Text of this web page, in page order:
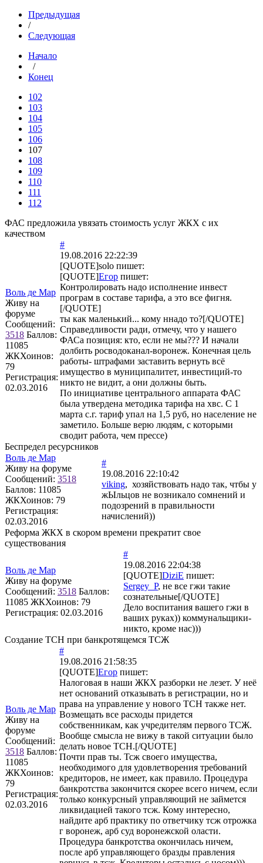
Предыдущая
/
Следующая
Начало
/
Конец
102
103
104
105
106
107
108
109
110
111
112
ФАС предложила увязать стоимость услуг ЖКХ с их
качеством
Воль де Мар
Живу на
форуме
Сообщений:
3518 Баллов:
11085
ЖКХоинов:
79
Регистрация:
02.03.2016
#
19.08.2016 22:22:39
[QUOTE]solo пишет:
[QUOTE]Егор пишет:
Контролировать надо исполнение инвест
програм в составе тарифа, а это все фигня.
[/QUOTE]
ты как маленький... кому ннадо то?[/QUOTE]
Справедливости ради, отмечу, что у нашего
ФАСа позиция: кто, если не мы??? И начали
долбить росводоканал-воронеж. Конечная цель
работы- штрафами заставить вернуть всё
имущество в муниципалитет, инвестиций-то
никто не видит, а они должны быть.
По инициативе центрального аппарата ФАС
была утвердена методика тарифа на хвс. С 1
марта с.г. тариф упал на 1,5 руб, но население не
заметило. Больше верю людям, с которыми
сводит работа, чем прессе)
Беспредел ресурсников
Воль де Мар
Живу на форуме
Сообщений: 3518
Баллов: 11085
ЖКХоинов: 79
Регистрация:
02.03.2016
#
19.08.2016 22:10:42
viking, хозяйствовать надо так, чтбы у
жЫльцов не возникало сомнений и
подозрений в правильности
начислений))
Реформа ЖКХ в скором времени прекратит свое
существования
Воль де Мар
Живу на форуме
Сообщений: 3518 Баллов:
11085 ЖКХоинов: 79
Регистрация: 02.03.2016
#
19.08.2016 22:04:38
[QUOTE]DiziE пишет:
Sergey_P, не все гжи такие
сознательные[/QUOTE]
Дело воспитания вашего гжи в
ваших руках)) коммунальщики-
никто, кроме нас)))
Создание ТСН при банкротящемся ТСЖ
Воль де Мар
Живу на
форуме
Сообщений:
3518 Баллов:
11085
ЖКХоинов:
79
Регистрация:
02.03.2016
#
19.08.2016 21:58:35
[QUOTE]Егор пишет:
Налоговая в наши ЖКХ разборки не лезет. У неё
нет оснований отказывать в регистрации, но и
права на управление у нового ТСН также нет.
Возмещать все расходы придется
собственникам, как учредителям первого ТСЖ.
Вообще смысла не вижу в такой ситуации было
делать новое ТСН.[/QUOTE]
Почти прав ты. Тсж своего имущества,
необходимого для удовлетворения требований
кредиторов, не имеет, как правило. Процедура
банкротства закончится скорее всего ничем, если
только конкурсный управляющий не займется
ликвидацией такого тсж. Кому интересно,
найдите арб практику по ответчику тсж отрожка
г воронеж, арб суд воронежской оласти.
Процедура банкротства окончилась ничем,
после арб управляющего бразды правления